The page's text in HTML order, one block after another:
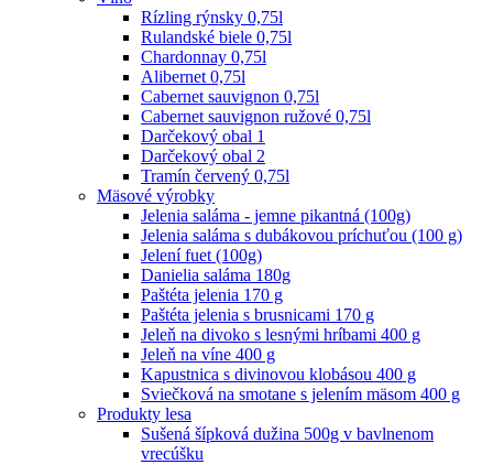
Rízling rýnsky 0,75l
Rulandské biele 0,75l
Chardonnay 0,75l
Alibernet 0,75l
Cabernet sauvignon 0,75l
Cabernet sauvignon ružové 0,75l
Darčekový obal 1
Darčekový obal 2
Tramín červený 0,75l
Mäsové výrobky
Jelenia saláma - jemne pikantná (100g)
Jelenia saláma s dubákovou príchuťou (100 g)
Jelení fuet (100g)
Danielia saláma 180g
Paštéta jelenia 170 g
Paštéta jelenia s brusnicami 170 g
Jeleň na divoko s lesnými hríbami 400 g
Jeleň na víne 400 g
Kapustnica s divinovou klobásou 400 g
Sviečková na smotane s jelením mäsom 400 g
Produkty lesa
Sušená šípková dužina 500g v bavlnenom
vrecúšku